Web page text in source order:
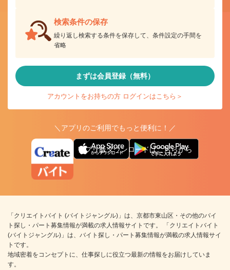
検索条件の保存
繰り返し検索する条件を保存して、条件設定の手間を
省略
まずは会員登録（無料）
アカウントをお持ちの方 ログインはこちら＞
＼アプリのご利用でもっと便利に！／
アプリ版ダウンロードはこちらから
「クリエイトバイト (バイトジャングル)」は、京都市東山区・その他のバイ
ト探し・パート募集情報が満載の求人情報サイトです。 「クリエイトバイト
(バイトジャングル)」は、バイト探し・パート募集情報が満載の求人情報サイ
トです。
地域密着をコンセプトに、仕事探しに役立つ最新の情報をお届けしていま
す。